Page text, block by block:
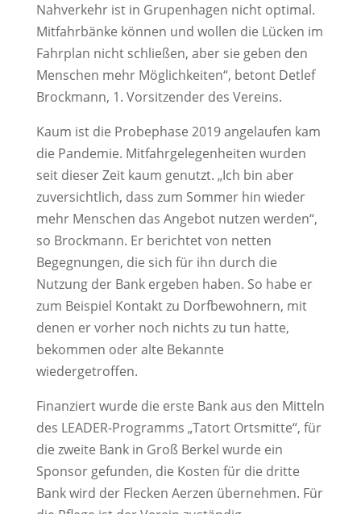
Nahverkehr ist in Grupenhagen nicht optimal.
Mitfahrbänke können und wollen die Lücken im
Fahrplan nicht schließen, aber sie geben den
Menschen mehr Möglichkeiten“, betont Detlef
Brockmann, 1. Vorsitzender des Vereins.
Kaum ist die Probephase 2019 angelaufen kam
die Pandemie. Mitfahrgelegenheiten wurden
seit dieser Zeit kaum genutzt. „Ich bin aber
zuversichtlich, dass zum Sommer hin wieder
mehr Menschen das Angebot nutzen werden“,
so Brockmann. Er berichtet von netten
Begegnungen, die sich für ihn durch die
Nutzung der Bank ergeben haben. So habe er
zum Beispiel Kontakt zu Dorfbewohnern, mit
denen er vorher noch nichts zu tun hatte,
bekommen oder alte Bekannte
wiedergetroffen.
Finanziert wurde die erste Bank aus den Mitteln
des LEADER-Programms „Tatort Ortsmitte“, für
die zweite Bank in Groß Berkel wurde ein
Sponsor gefunden, die Kosten für die dritte
Bank wird der Flecken Aerzen übernehmen. Für